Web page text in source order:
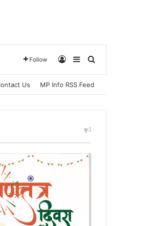
Follow Log InSidebarSearch for
Us MP Info RSS Feed